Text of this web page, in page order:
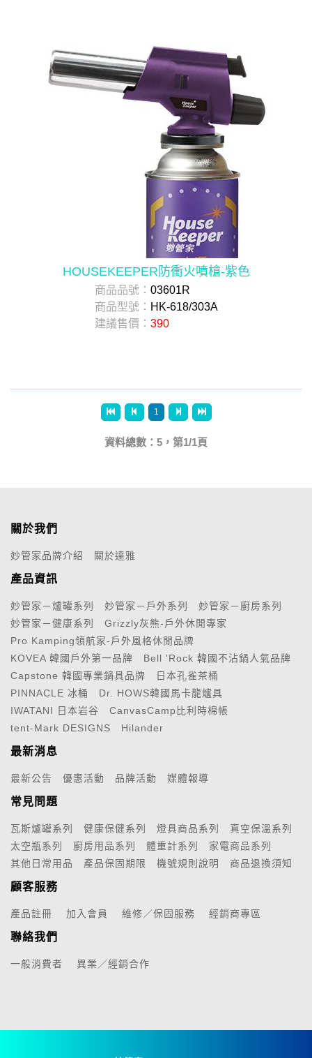
HOUSEKEEPER防衝火噴槍-紫色
商品品號： 03601R
商品型號： HK-618/303A
建議售價： 390
1
資料總數：5，第1/1頁
關於我們
妙管家品牌介紹 關於達雅
產品資訊
妙管家－爐罐系列 妙管家－戶外系列
妙管家－廚房系列
妙管家－健康系列
Grizzly灰熊-戶外休閒專家
Pro Kamping領航家-戶外風格休閒品牌
KOVEA 韓國戶外第一品牌
Bell 'Rock 韓國不沾鍋人氣品牌
Capstone 韓國專業鍋具品牌
日本孔雀茶桶
PINNACLE 冰桶
Dr. HOWS韓國馬卡龍爐具
IWATANI 日本岩谷
CanvasCamp比利時棉帳
tent-Mark DESIGNS
Hilander
最新消息
最新公告 優惠活動 品牌活動 媒體報導
常見問題
瓦斯爐罐系列 健康保健系列 燈具商品系列
真空保溫系列
太空瓶系列
廚房用品系列 體重計系列
家電商品系列
其他日常用品
產品保固期限 機號規則說明 商品退換須知
顧客服務
產品註冊 加入會員 維修／保固服務 經銷商專區
聯絡我們
一般消費者 異業／經銷合作